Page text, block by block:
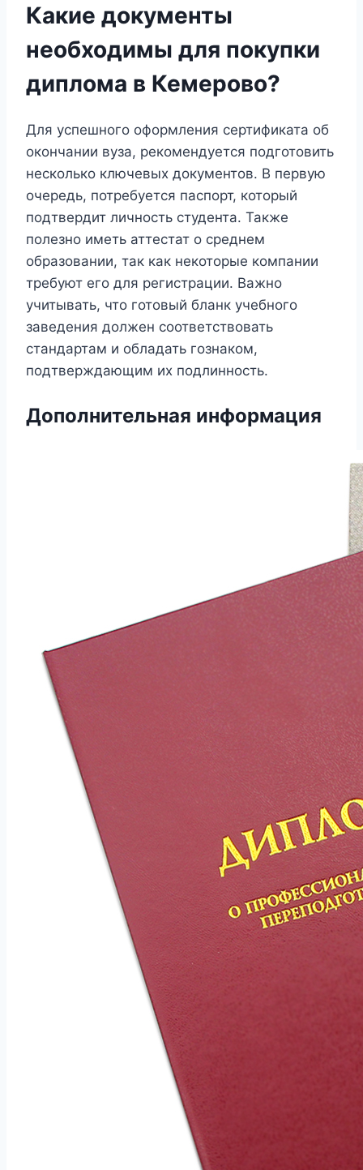
Какие документы
необходимы для покупки
диплома в Кемерово?
Для успешного оформления сертификата об
окончании вуза, рекомендуется подготовить
несколько ключевых документов. В первую
очередь, потребуется паспорт, который
подтвердит личность студента. Также
полезно иметь аттестат о среднем
образовании, так как некоторые компании
требуют его для регистрации. Важно
учитывать, что готовый бланк учебного
заведения должен соответствовать
стандартам и обладать гознаком,
подтверждающим их подлинность.
Дополнительная информация